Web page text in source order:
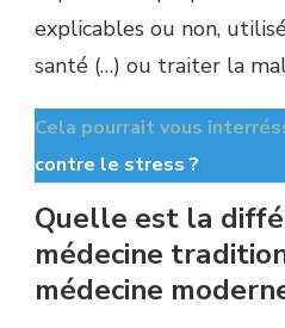
explicables ou non,
santé (…) ou traiter la
Cela pourrait vous
contre le stress ?
Quelle est la
médecine
médecine